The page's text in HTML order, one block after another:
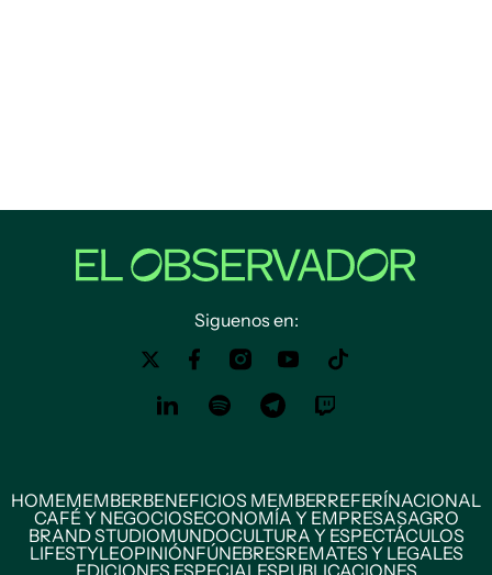
Siguenos en:
HOMEMEMBERBENEFICIOS MEMBERREFERÍNACIONAL
CAFÉ Y NEGOCIOSECONOMÍA Y EMPRESASAGRO
BRAND STUDIOMUNDOCULTURA Y ESPECTÁCULOS
LIFESTYLEOPINIÓNFÚNEBRESREMATES Y LEGALES
EDICIONES ESPECIALESPUBLICACIONES